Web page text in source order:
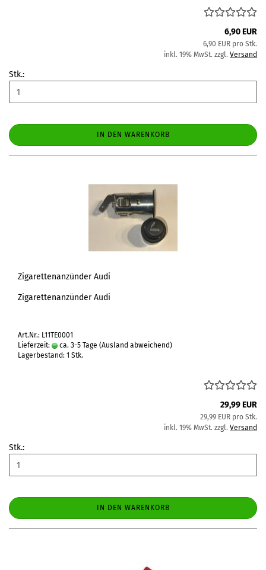
6,90 EUR
6,90 EUR pro Stk.
inkl. 19% MwSt. zzgl. Versand
Stk.:
IN DEN WARENKORB
Zigarettenanzünder Audi
Zigarettenanzünder Audi
Art.Nr.: L11TE0001
Lieferzeit:
ca. 3-5 Tage (Ausland abweichend)
Lagerbestand: 1 Stk.
29,99 EUR
29,99 EUR pro Stk.
inkl. 19% MwSt. zzgl. Versand
Stk.:
IN DEN WARENKORB